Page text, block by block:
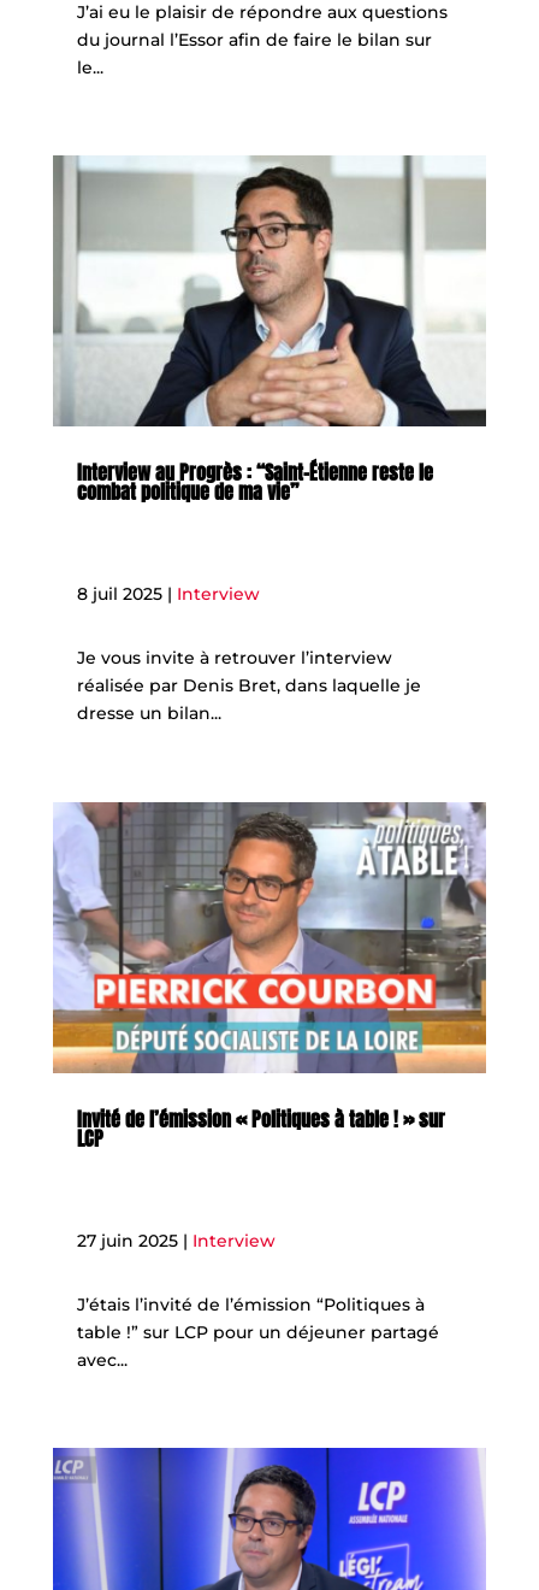
J’ai eu le plaisir de répondre aux questions
du journal l’Essor afin de faire le bilan sur
le...
Interview au Progrès : “Saint-Étienne reste le
combat politique de ma vie”
8 juil 2025| Interview
Je vous invite à retrouver l’interview
réalisée par Denis Bret, dans laquelle je
dresse un bilan...
Invité de l’émission « Politiques à table ! » sur
LCP
27 juin 2025| Interview
J’étais l’invité de l’émission “Politiques à
table !” sur LCP pour un déjeuner partagé
avec...